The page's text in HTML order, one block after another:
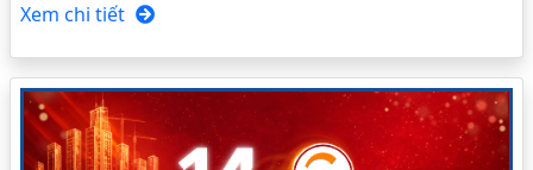
Xem chi tiết